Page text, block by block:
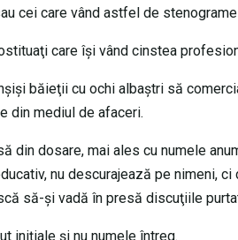
cei care vând astfel de
care îşi vând cinstea
băieţii cu ochi albaştri să
din mediul de afaceri.
din dosare, mai ales cu numele
nu descurajează pe nimeni,
să-şi vadă în presă discuţiile
iniţiale şi nu numele întreg.